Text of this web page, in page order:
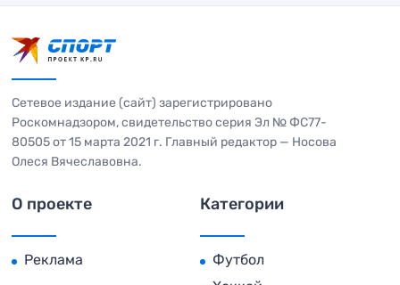
Сетевое издание (сайт) зарегистрировано
Роскомнадзором, свидетельство серия Эл № ФС77-
80505 от 15 марта 2021 г. Главный редактор — Носова
Олеся Вячеславовна.
О проекте
Реклама
Категории
Футбол